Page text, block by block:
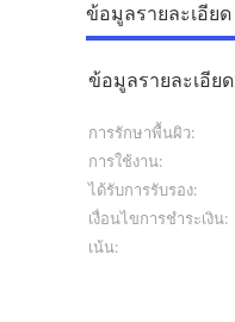
ข้อมูลรายละเอียด
ข้อมูลรายละเอียด
การรักษาพื้นผิว:
การใช้งาน:
ได้รับการรับรอง:
เงื่อนไขการชำระเงิน:
เน้น: